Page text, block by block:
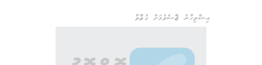
އިޝްތިހާރު ޖެއްސެވުމަށް ގުޅުއްވާ